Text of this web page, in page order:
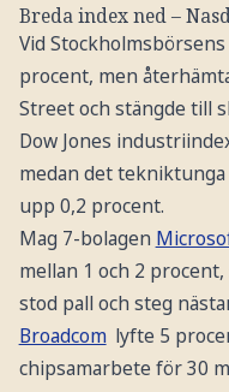
Breda index ned –
Vid
procent, men
Street och stängde till
Dow Jones
medan det
upp 0,2 procent.
Mag 7-bolagen
mellan 1 och 2
stod pall och steg
Broadcom lyfte 5
chipsamarbete för 30